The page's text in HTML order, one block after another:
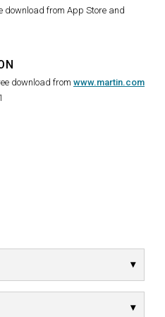
download from App Store and
download from www.martin.com